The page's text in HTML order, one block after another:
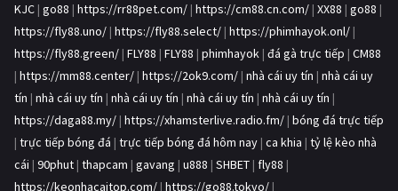
KJC | go88 | https://rr88pet.com/ | https://cm88.cn.com/ | XX88 | go88 |
https://fly88.uno/ | https://fly88.select/ | https://phimhayok.onl/ |
https://fly88.green/ | FLY88 | FLY88 | phimhayok | đá gà trực tiếp | CM88
| https://mm88.center/ | https://2ok9.com/ | nhà cái uy tín | nhà cái uy
tín | nhà cái uy tín | nhà cái uy tín | nhà cái uy tín | nhà cái uy tín |
https://daga88.my/ | https://xhamsterlive.radio.fm/ | bóng đá trực tiếp
| trực tiếp bóng đá | trực tiếp bóng đá hôm nay | ca khia | tỷ lệ kèo nhà
cái | 90phut | thapcam | gavang | u888 | SHBET | fly88 |
https://keonhacaitop.com/ | https://go88.tokyo/ |